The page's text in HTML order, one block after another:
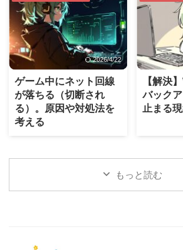
2026/4/22
ゲーム中にネット回線
が落ちる（切断され
る）。原因や対処法を
考える
【解決
バック
止まる
もっと読む